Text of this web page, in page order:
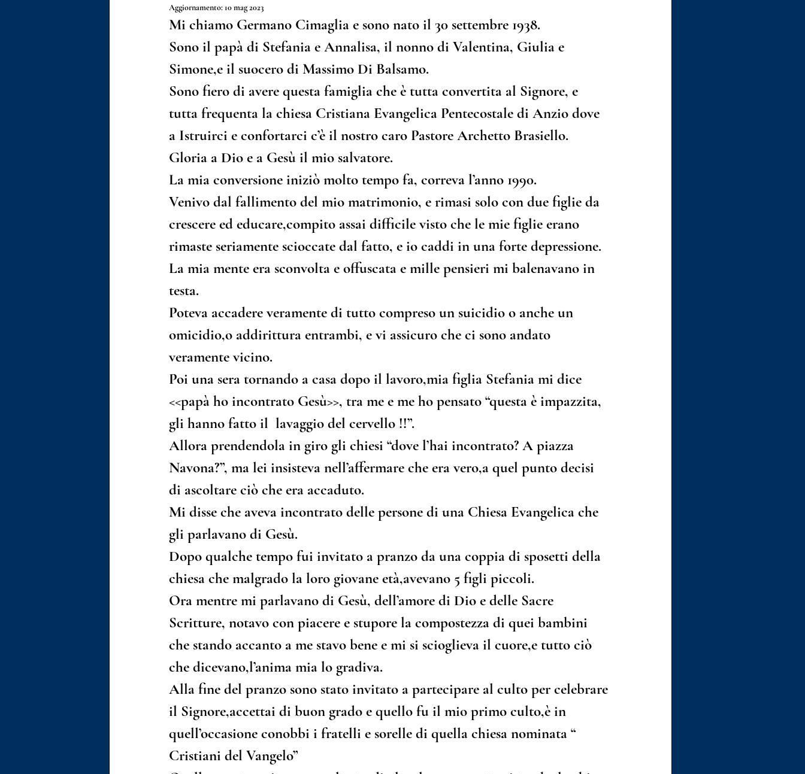
Pastore Gionathan Brasiello Cantici Cristiani Riflessioni del Pastore Nel sociale
Il nostro pastore come ospite
Aggiornamento: 10 mag 2023
Mi chiamo Germano Cimaglia e sono nato il 30 settembre 1938.
Sono il papà di Stefania e Annalisa, il nonno di Valentina, Giulia e
Simone,e il suocero di Massimo Di Balsamo.
Sono fiero di avere questa famiglia che è tutta convertita al Signore, e
tutta frequenta la chiesa Cristiana Evangelica Pentecostale di Anzio dove
a Istruirci e confortarci c’è il nostro caro Pastore Archetto Brasiello.
Gloria a Dio e a Gesù il mio salvatore.
La mia conversione iniziò molto tempo fa, correva l’anno 1990.
Venivo dal fallimento del mio matrimonio, e rimasi solo con due figlie da
crescere ed educare,compito assai difficile visto che le mie figlie erano
rimaste seriamente scioccate dal fatto, e io caddi in una forte depressione.
La mia mente era sconvolta e offuscata e mille pensieri mi balenavano in
testa.
Poteva accadere veramente di tutto compreso un suicidio o anche un
omicidio,o addirittura entrambi, e vi assicuro che ci sono andato
veramente vicino.
Poi una sera tornando a casa dopo il lavoro,mia figlia Stefania mi dice
<<papà ho incontrato Gesù>>, tra me e me ho pensato “questa è impazzita,
gli hanno fatto il  lavaggio del cervello !!”.
Allora prendendola in giro gli chiesi “dove l’hai incontrato? A piazza
Navona?”, ma lei insisteva nell’affermare che era vero,a quel punto decisi
di ascoltare ciò che era accaduto.
Mi disse che aveva incontrato delle persone di una Chiesa Evangelica che
gli parlavano di Gesù.
Dopo qualche tempo fui invitato a pranzo da una coppia di sposetti della
chiesa che malgrado la loro giovane età,avevano 5 figli piccoli.
Ora mentre mi parlavano di Gesù, dell’amore di Dio e delle Sacre
Scritture, notavo con piacere e stupore la compostezza di quei bambini
che stando accanto a me stavo bene e mi si scioglieva il cuore,e tutto ciò
che dicevano,l’anima mia lo gradiva.
Alla fine del pranzo sono stato invitato a partecipare al culto per celebrare
il Signore,accettai di buon grado e quello fu il mio primo culto,è in
quell’occasione conobbi i fratelli e sorelle di quella chiesa nominata “
Cristiani del Vangelo”